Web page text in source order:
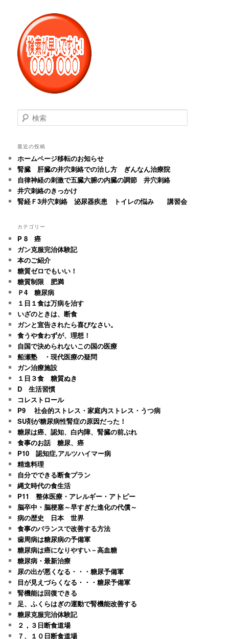
検
索
最近の投稿
ホームページ移転のお知らせ
腎臓 肝臓の井穴刺絡での治し方 ぎんなん治療院
自律神経の刺激で五臓六腑の内臓の調節 井穴刺絡
井穴刺絡のきっかけ
腎経Ｆ3井穴刺絡 泌尿器疾患 トイレの悩み 講習会
カテゴリー
P 8 癌
ガン克服完治体験記
本のご紹介
糖質ゼロでもいい！
糖質制限 肥満
Ｐ4 糖尿病
１日１食は万病を治す
いざのときは、断食
ガンと宣告されたら喜びなさい。
食うや食わずが、理想！
自国で決められないこの国の医療
船瀬塾 ・現代医療の疑問
ガン治療施設
１日３食 糖質ぬき
D 生活習慣
コレストロール
P9 社会的ストレス・家庭内ストレス・うつ病
SU剤が糖尿病性腎症の原因だった！
糖尿は癌、認知、白内障、腎臓の前ぶれ
食事のお話 糖尿、癌
P10 認知症,アルツハイマー病
精進料理
自分でできる断食プラン
縄文時代の食生活
P11 整体医療・アレルギー・アトピー
脳卒中・脳梗塞～早すぎた進化の代償～
病の歴史 日本 世界
食事のバランスで改善する方法
歯周病は糖尿病の予備軍
糖尿病は癌になりやすい－高血糖
糖尿病・最新治療
尿の出が悪くなる・・・糖尿予備軍
目が見えづらくなる・・・糖尿予備軍
腎機能は回復できる
足、ふくらはぎの運動で腎機能改善する
糖尿克服完治体験記
２，３日断食道場
７、１０日断食道場